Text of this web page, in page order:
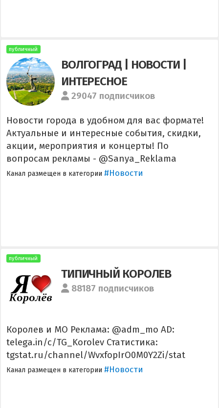
публичный
ВОЛГОГРАД | НОВОСТИ |
ИНТЕРЕСНОЕ
29047 подписчиков
Новости города в удобном для вас формате!
Актуальные и интересные события, скидки,
акции, мероприятия и концерты! По
вопросам рекламы - @Sanya_Reklama
Канал размещен в категории #Новости
публичный
ТИПИЧНЫЙ КОРОЛЕВ
88187 подписчиков
Королев и МО Реклама: @adm_mo AD:
telega.in/c/TG_Korolev Статистика:
tgstat.ru/channel/WvxfopIrO0M0Y2Zi/stat
Канал размещен в категории #Новости